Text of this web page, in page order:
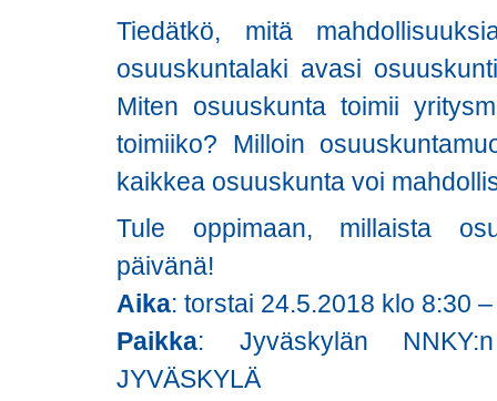
Tiedätkö, mitä
osuuskuntalaki avasi
Miten osuuskunta toimii
toimiiko? Milloin
kaikkea osuuskunta voi
Tule oppimaan, millaista
päivänä!
Aika: torstai 24.5.2018 klo 8:30
Paikka: Jyväskylän
JYVÄSKYLÄ